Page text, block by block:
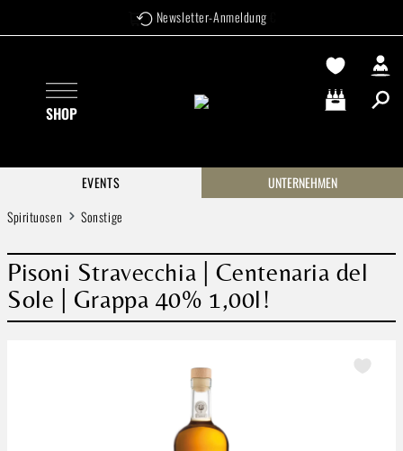
Zum Hauptinhalt springenVersandkostenfrei ab 99 €
Newsletter-Anmeldung
SHOP Warenkorb
EVENTS
UNTERNEHMEN
Spirituosen
Sonstige
Pisoni Stravecchia | Centenaria del
Sole | Grappa 40% 1,00l!